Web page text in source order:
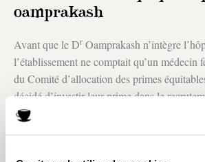
oamprakash
Avant que le Dr Oamprakash n’intègre
l’établissement ne comptait qu’un médecin
du Comité d’allocation des primes
décidé d’investir leur prime dans le
homme car cela leur paraissait important. Le